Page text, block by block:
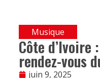
Musique
Côte d’Ivoire
rendez-vous
juin 9, 2025